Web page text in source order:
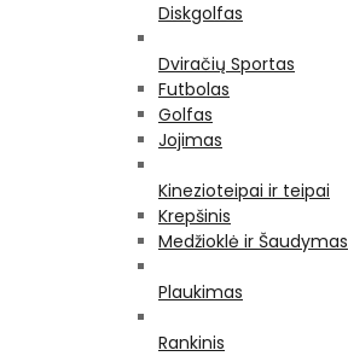
Diskgolfas
Dviračių Sportas
Futbolas
Golfas
Jojimas
Kinezioteipai ir teipai
Krepšinis
Medžioklė ir Šaudymas
Plaukimas
Rankinis